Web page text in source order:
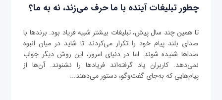
چطور تبلیغات آینده با ما حرف می‌زند، نه به ما؟
تا همین چند سال پیش، تبلیغات بیشتر شبیه فریاد بود. برندها با
صدای بلند پیام خود را تکرار می‌کردند تا شاید در میان انبوه
صداها شنیده شوند. اما در دنیای امروز، این روش دیگر جواب
نمی‌دهد. کاربران یاد گرفته‌اند فریادها را نشنوند. آن‌ها از
پیام‌هایی که به‌جای گفت‌وگو، دستور می‌دهند...